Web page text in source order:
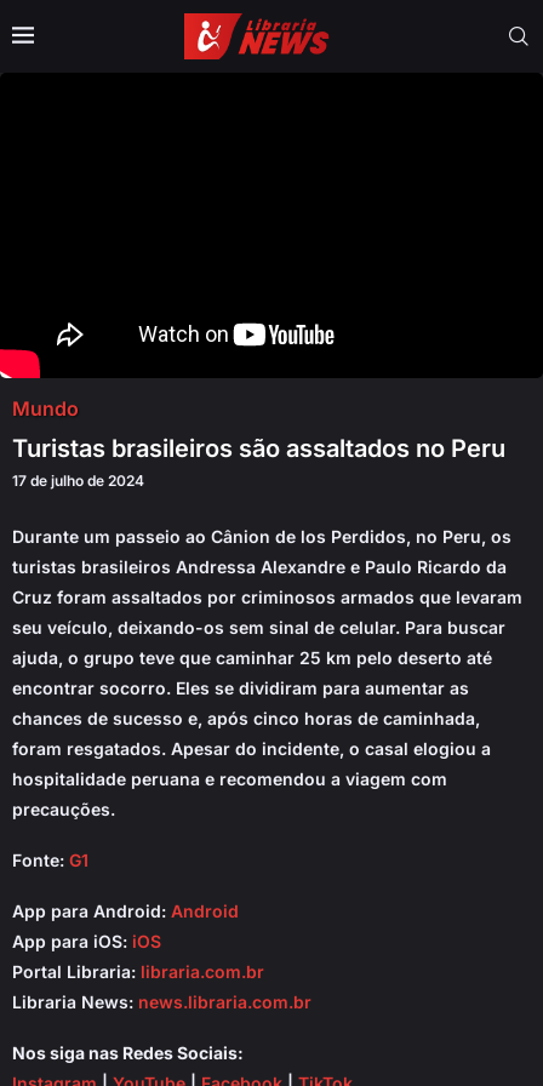
Mundo
Turistas brasileiros são assaltados no Peru
17 de julho de 2024
Durante um passeio ao Cânion de los Perdidos, no Peru, os
turistas brasileiros Andressa Alexandre e Paulo Ricardo da
Cruz foram assaltados por criminosos armados que levaram
seu veículo, deixando-os sem sinal de celular. Para buscar
ajuda, o grupo teve que caminhar 25 km pelo deserto até
encontrar socorro. Eles se dividiram para aumentar as
chances de sucesso e, após cinco horas de caminhada,
foram resgatados. Apesar do incidente, o casal elogiou a
hospitalidade peruana e recomendou a viagem com
precauções.
Fonte: G1
App para Android: Android
App para iOS: iOS
Portal Libraria: libraria.com.br
Libraria News: news.libraria.com.br
Nos siga nas Redes Sociais: